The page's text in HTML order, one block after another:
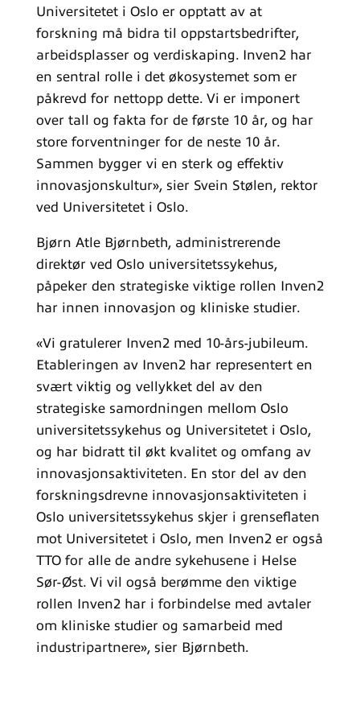
Universitetet i Oslo er opptatt av at
forskning må bidra til oppstartsbedrifter,
arbeidsplasser og verdiskaping. Inven2 har
en sentral rolle i det økosystemet som er
påkrevd for nettopp dette. Vi er imponert
over tall og fakta for de første 10 år, og har
store forventninger for de neste 10 år.
Sammen bygger vi en sterk og effektiv
innovasjonskultur», sier Svein Stølen, rektor
ved Universitetet i Oslo.
Bjørn Atle Bjørnbeth, administrerende
direktør ved Oslo universitetssykehus,
påpeker den strategiske viktige rollen Inven2
har innen innovasjon og kliniske studier.
«Vi gratulerer Inven2 med 10-års-jubileum.
Etableringen av Inven2 har representert en
svært viktig og vellykket del av den
strategiske samordningen mellom Oslo
universitetssykehus og Universitetet i Oslo,
og har bidratt til økt kvalitet og omfang av
innovasjonsaktiviteten. En stor del av den
forskningsdrevne innovasjonsaktiviteten i
Oslo universitetssykehus skjer i grenseflaten
mot Universitetet i Oslo, men Inven2 er også
TTO for alle de andre sykehusene i Helse
Sør-Øst. Vi vil også berømme den viktige
rollen Inven2 har i forbindelse med avtaler
om kliniske studier og samarbeid med
industripartnere», sier Bjørnbeth.